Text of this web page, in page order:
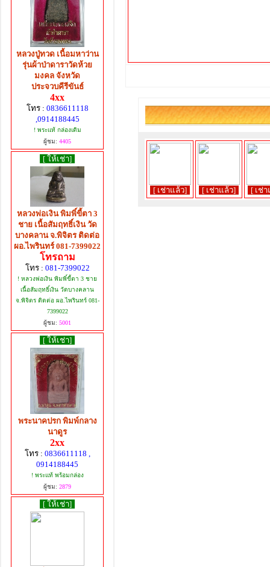
หลวงปู่ทวด เนื้อมหาว่าน
รุ่นผ้าป่าดาราวัดห้วย
มงคล จังหวัด
ประจวบคีรีขันธ์
4xx
โทร : 0836611118
,0914188445
! พระแท้ กล่องเดิม
ผู้ชม: 4405
[ ให้เช่า]
หลวงพ่อเงิน พิมพิ์ขี้ตา 3
ชาย เนื้อสัมฤทธิ์เงิน วัด
บางคลาน จ.พิจิตร ติดต่อ
ผอ.ไพรินทร์ 081-7399022
โทรถาม
โทร : 081-7399022
! หลวงพ่อเงิน พิมพิ์ขี้ตา 3 ชาย
เนื้อสัมฤทธิ์เงิน วัดบางคลาน
จ.พิจิตร ติดต่อ ผอ.ไพรินทร์ 081-
7399022
ผู้ชม: 5001
[ ให้เช่า]
พระนาคปรก พิมพ์กลาง
นาดูร
2xx
โทร : 0836611118 ,
0914188445
! พระแท้ พร้อมกล่อง
ผู้ชม: 2879
[ ให้เช่า]
[ เช่าแล้ว] [ เช่าแล้ว] [ เช่